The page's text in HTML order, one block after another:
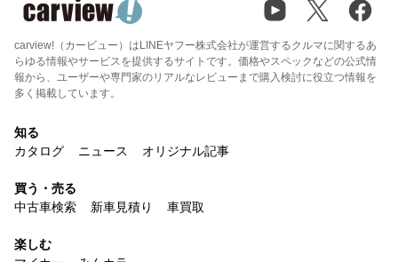
carview!（カービュー）はLINEヤフー株式会社が運営するクルマに関するあ
らゆる情報やサービスを提供するサイトです。価格やスペックなどの公式情
報から、ユーザーや専門家のリアルなレビューまで購入検討に役立つ情報を
多く掲載しています。
知る
カタログ
ニュース オリジナル記事
買う・売る
中古車検索
新車見積り 車買取
楽しむ